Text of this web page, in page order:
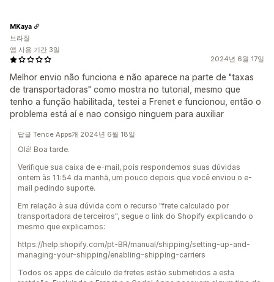
2024년 6월 17일
Melhor envio não funciona e não aparece na parte de "taxas
de transportadoras" como mostra no tutorial, mesmo que
tenho a função habilitada, testei a Frenet e funcionou, então o
problema está aí e nao consigo ninguem para auxiliar
MKaya
브라질
앱 사용 기간 3일
답글 Tence Apps개 2024년 6월 18일
Olá! Boa tarde.
Verifique sua caixa de e-mail, pois respondemos suas dúvidas
ontem às 11:54 da manhã, um pouco depois que você enviou o e-
mail pedindo suporte.
Em relação à sua dúvida com o recurso "frete calculado por
transportadora de terceiros", segue o link do Shopify explicando o
mesmo que explicamos:
https://help.shopify.com/pt-BR/manual/shipping/setting-up-and-
managing-your-shipping/enabling-shipping-carriers
Todos os apps de cálculo de fretes estão submetidos a esta